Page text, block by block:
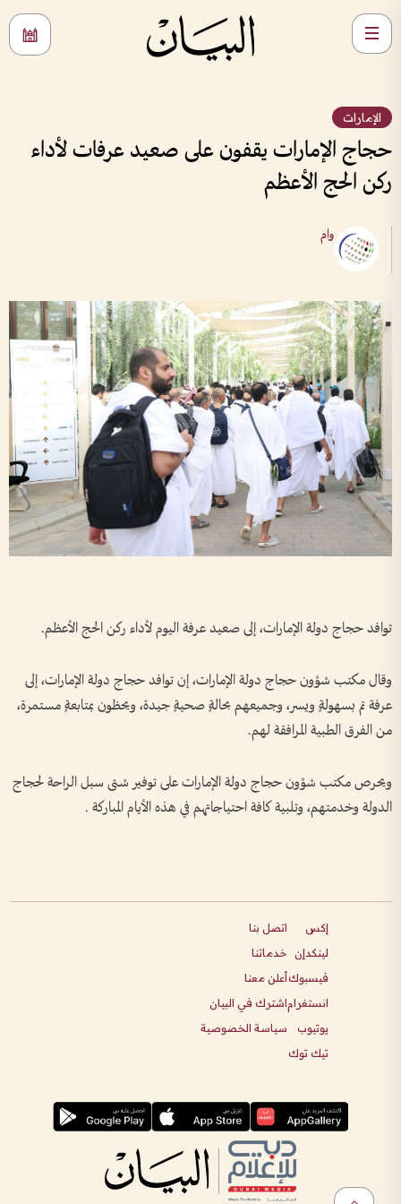
الإمارات
حجاج الإمارات يقفون على صعيد عرفات لأداء
ركن الحج الأعظم
وام
توافد حجاج دولة الإمارات، إلى صعيد عرفة اليوم لأداء ركن الحج الأعظم.
وقال مكتب شؤون حجاج دولة الإمارات، إن توافد حجاج دولة الإمارات، إلى
عرفة تم بسهولةٍ ويسر، وجميعهم بحالةٍ صحيةٍ جيدة، ويحظون بمتابعةٍ مستمرة،
من الفرق الطبية المرافقة لهم.
ويحرص مكتب شؤون حجاج دولة الإمارات على توفير شتى سبل الراحة لحجاج
الدولة وخدمتهم، وتلبية كافة احتياجاتهم في هذه الأيام المباركة .
إكس
لينكدإن
فيسبوك
انستغرام
يوتيوب
تيك توك
اتصل بنا
خدماتنا
أعلن معنا
اشترك في البيان
سياسة الخصوصية